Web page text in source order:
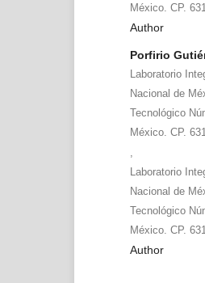
México. CP.
Author
Porfirio
Laboratorio
Nacional de
Tecnológico
México. CP.
Laboratorio
Nacional de
Tecnológico
México. CP.
Author